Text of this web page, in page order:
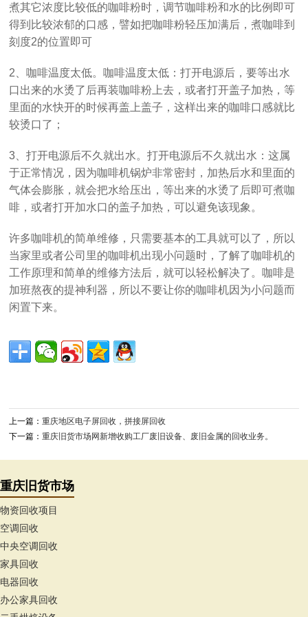
煮其它浓度比较低的咖啡粉时，调节咖啡粉和水的比例即可
得到比较浓郁的口感，譬如把咖啡粉轻压加满后，煮咖啡到
刻度2的位置即可
2、咖啡温度太低。咖啡温度太低：打开电源后，要等出水
口出来的水烫了后再装咖啡粉上去，或者打开盖子加热，等
里面的水快开的时候再盖上盖子，这样出来的咖啡口感就比
较烫口了；
3、打开电源后不久就出水。打开电源后不久就出水：这属
于正常情况，因为咖啡机锅炉非常密封，加热后水和里面的
气体会膨胀，就会把水给压出，等出来的水烫了后即可煮咖
啡，或者打开加水口的盖子加热，可以避免该现象。
许多咖啡机的简单维修，只需要基本的工具就可以了，所以
当家里或者公司里的咖啡机出现小问题时，了解了咖啡机的
工作原理和简单的维修方法后，就可以轻松解决了。咖啡是
加班熬夜的提神利器，所以不要让你的咖啡机因为小问题而
闲置下来。
上一篇：重庆地区电子屏回收，拼接屏回收
下一篇：重庆旧货市场网新增收购工厂废旧设备、废旧金属的回收业务。
重庆旧货市场
物资回收项目
空调回收
中央空调回收
家具回收
电器回收
办公家具回收